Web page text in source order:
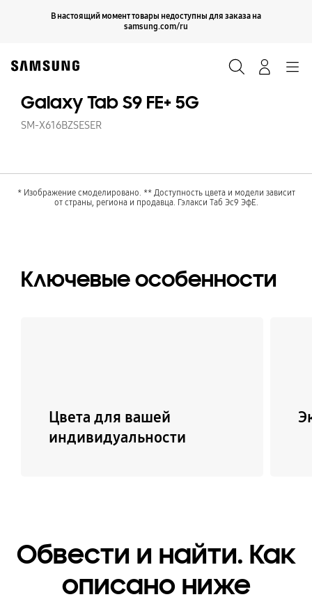
В настоящий момент товары недоступны для заказа на
samsung.com/ru
Продолжить
Galaxy Tab S9 FE+ 5G
SM-X616BZSESER
* Изображение смоделировано. ** Доступность цвета и модели зависит
от страны, региона и продавца. Гэлакси Таб Эс9 ЭфЕ.
Ключевые особенности
Цвета для вашей
индивидуальности
Обвести и найти. Как
описано ниже